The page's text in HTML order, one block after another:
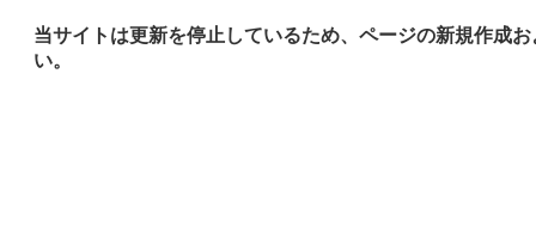
当サイトは更新を停止しているため、ページの新規作成
い。